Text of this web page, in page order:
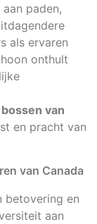
paden,
als ervaren
onthult
van
en pracht van
van Canada
betovering en
aan